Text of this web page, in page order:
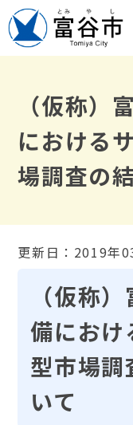
（仮称）
における
場調査の
更新日：2019年
（仮称
備におけ
型市場調
いて